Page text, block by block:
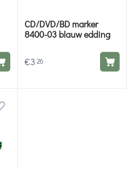
CD/DVD/BD marker
8400-03 blauw edding
€3 26